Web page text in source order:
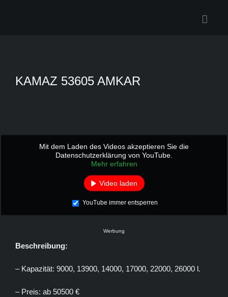
KAMAZ 53605 AMKAR
Mit dem Laden des Videos akzeptieren Sie die
Datenschutzerklärung von YouTube.
Mehr erfahren
Video laden
YouTube immer entsperren
Werbung
Beschreibung:
– Kapazität: 9000, 13900, 14000, 17000, 22000, 26000 l.
– Preis: ab 50500 €